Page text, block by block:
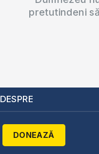
pretutindeni
DESPRE
DONEAZĂ